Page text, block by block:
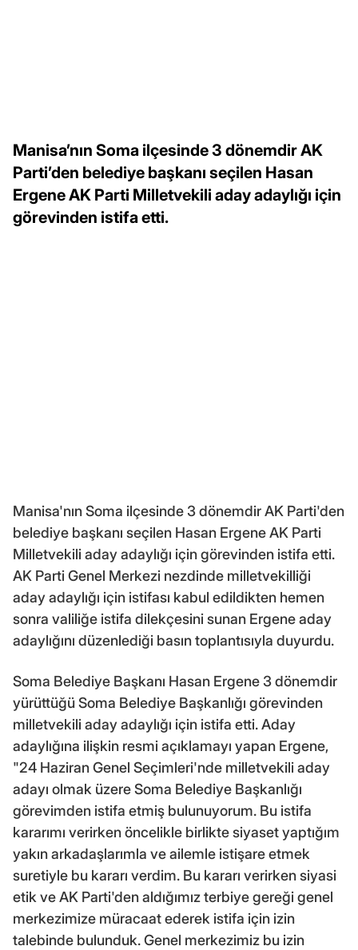
Manisa’nın Soma ilçesinde 3 dönemdir AK
Parti’den belediye başkanı seçilen Hasan
Ergene AK Parti Milletvekili aday adaylığı için
görevinden istifa etti.
Manisa'nın Soma ilçesinde 3 dönemdir AK Parti'den
belediye başkanı seçilen Hasan Ergene AK Parti
Milletvekili aday adaylığı için görevinden istifa etti.
AK Parti Genel Merkezi nezdinde milletvekilliği
aday adaylığı için istifası kabul edildikten hemen
sonra valiliğe istifa dilekçesini sunan Ergene aday
adaylığını düzenlediği basın toplantısıyla duyurdu.
Soma Belediye Başkanı Hasan Ergene 3 dönemdir
yürüttüğü Soma Belediye Başkanlığı görevinden
milletvekili aday adaylığı için istifa etti. Aday
adaylığına ilişkin resmi açıklamayı yapan Ergene,
"24 Haziran Genel Seçimleri'nde milletvekili aday
adayı olmak üzere Soma Belediye Başkanlığı
görevimden istifa etmiş bulunuyorum. Bu istifa
kararımı verirken öncelikle birlikte siyaset yaptığım
yakın arkadaşlarımla ve ailemle istişare etmek
suretiyle bu kararı verdim. Bu kararı verirken siyasi
etik ve AK Parti'den aldığımız terbiye gereği genel
merkezimize müracaat ederek istifa için izin
talebinde bulunduk. Genel merkezimiz bu izin